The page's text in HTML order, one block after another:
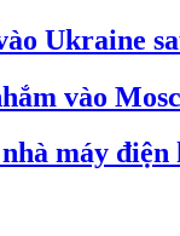
Ukraine
vào
máy điện